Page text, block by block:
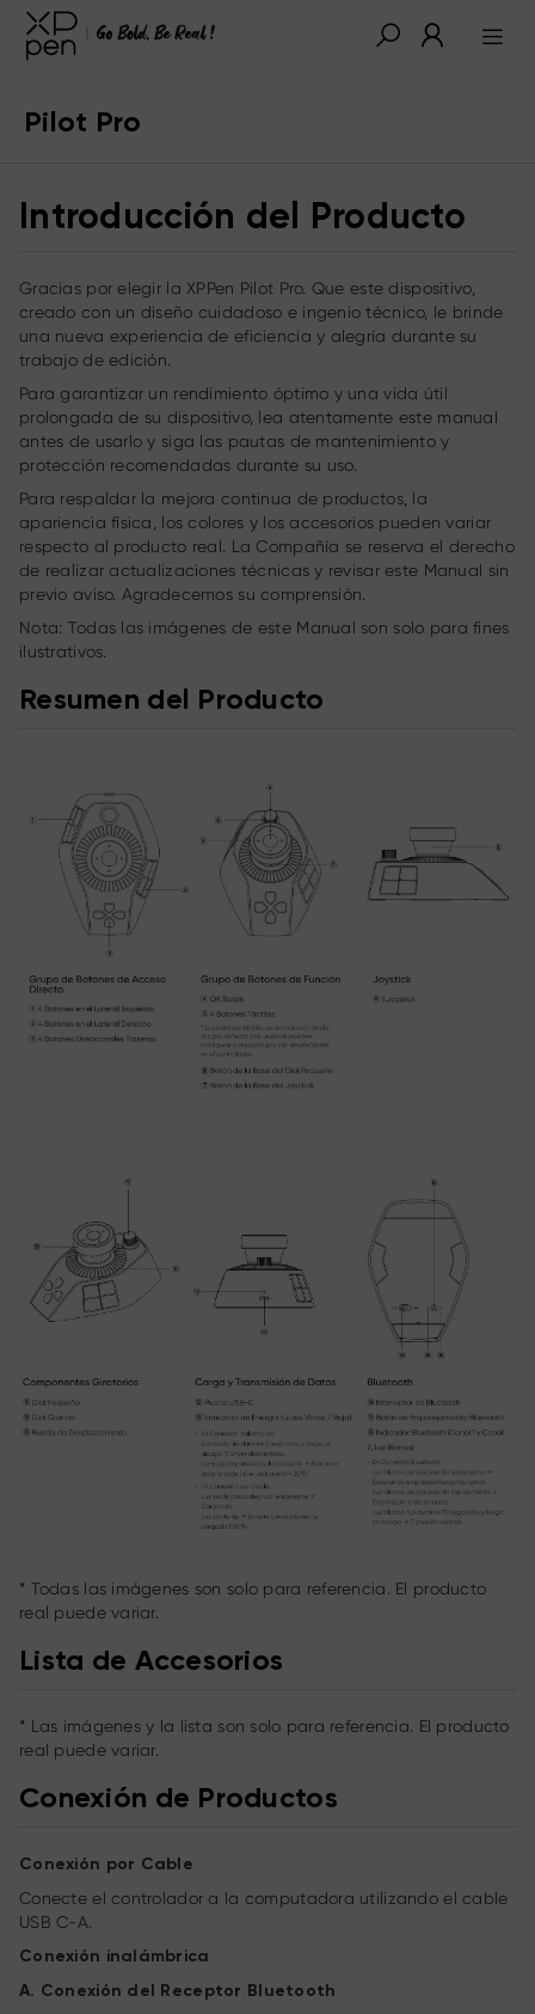
Pilot Pro
Introducción del Producto
Gracias por elegir la XPPen Pilot Pro. Que este dispositivo,
creado con un diseño cuidadoso e ingenio técnico, le brinde
una nueva experiencia de eficiencia y alegría durante su
trabajo de edición.
Para garantizar un rendimiento óptimo y una vida útil
prolongada de su dispositivo, lea atentamente este manual
antes de usarlo y siga las pautas de mantenimiento y
protección recomendadas durante su uso.
Para respaldar la mejora continua de productos, la
apariencia física, los colores y los accesorios pueden variar
respecto al producto real. La Compañía se reserva el derecho
de realizar actualizaciones técnicas y revisar este Manual sin
previo aviso. Agradecemos su comprensión.
Nota: Todas las imágenes de este Manual son solo para fines
ilustrativos.
Resumen del Producto
* Todas las imágenes son solo para referencia. El producto
real puede variar.
Lista de Accesorios
* Las imágenes y la lista son solo para referencia. El producto
real puede variar.
Conexión de Productos
Conexión por Cable
Conecte el controlador a la computadora utilizando el cable
USB C-A.
Conexión inalámbrica
A. Conexión del Receptor Bluetooth